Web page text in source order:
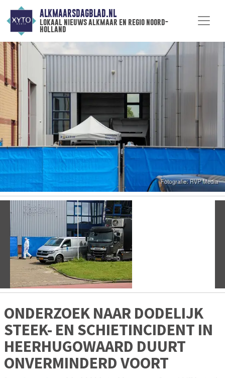
ALKMAARSDAGBLAD.NL
lokaal nieuws alkmaar en regio noord-
holland
Vorige
ONDERZOEK NAAR DODELIJK
STEEK- EN SCHIETINCIDENT IN
HEERHUGOWAARD DUURT
ONVERMINDERD VOORT